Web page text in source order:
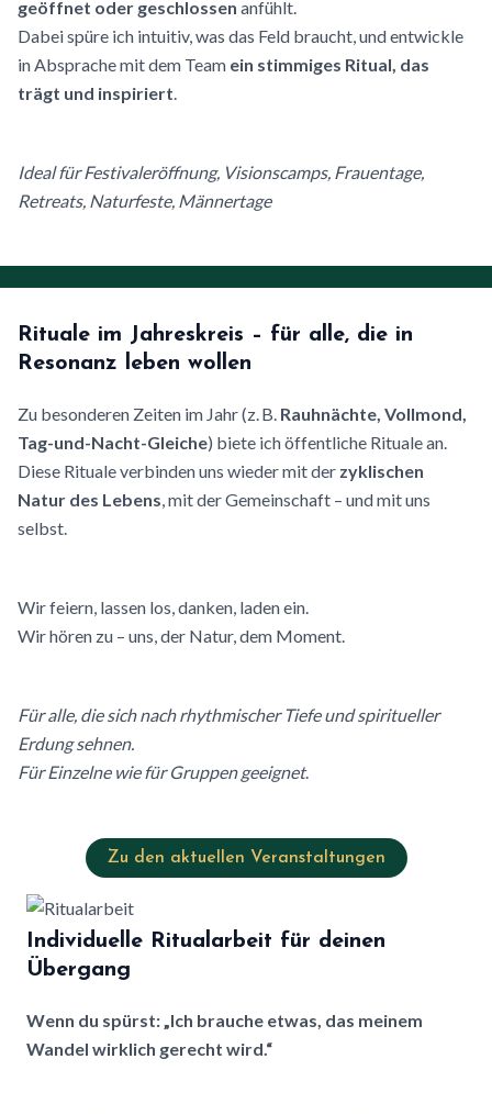
geöffnet oder geschlossen anfühlt.
Dabei spüre ich intuitiv, was das Feld braucht, und entwickle
in Absprache mit dem Team ein stimmiges Ritual, das
trägt und inspiriert
Ideal für Festivaleröffnung, Visionscamps, Frauentage,
Retreats, Naturfeste, Männertage
Rituale im Jahreskreis – für alle, die in
Resonanz leben wollen
Zu besonderen Zeiten im Jahr (z. B. Rauhnächte, Vollmond,
Tag-und-Nacht-Gleiche) biete ich öffentliche Rituale an.
Diese Rituale verbinden uns wieder mit der zyklischen
Natur des Lebens, mit der Gemeinschaft – und mit uns
selbst.
Wir feiern, lassen los, danken, laden ein.
Wir hören zu – uns, der Natur, dem Moment.
Für alle, die sich nach rhythmischer Tiefe und spiritueller
Erdung sehnen.
Für Einzelne wie für Gruppen geeignet.
Zu den aktuellen Veranstaltungen
Individuelle Ritualarbeit für deinen
Übergang
Wenn du spürst: „Ich brauche etwas, das meinem
Wandel wirklich gerecht wird.“